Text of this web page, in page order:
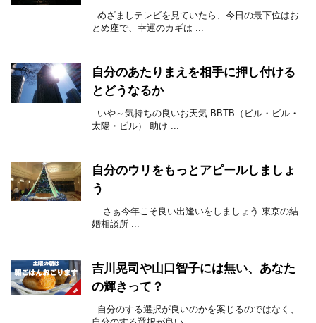
めざましテレビを見ていたら、今日の最下位はお
とめ座で、幸運のカギは ...
自分のあたりまえを相手に押し付ける
とどうなるか
いや～気持ちの良いお天気 BBTB（ビル・ビル・
太陽・ビル） 助け ...
自分のウリをもっとアピールしましょ
う
さぁ今年こそ良い出逢いをしましょう 東京の結
婚相談所 ...
吉川晃司や山口智子には無い、あなた
の輝きって？
自分のする選択が良いのかを案じるのではなく、